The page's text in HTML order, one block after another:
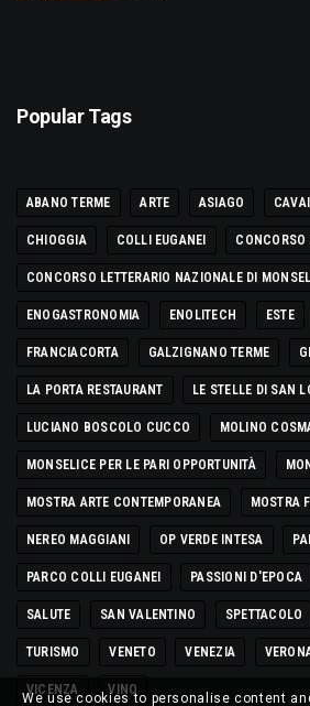
Popular Tags
ABANO TERME ARTE ASIAGO
CHIOGGIA COLLI EUGANEI CONCORSO
CONCORSO LETTERARIO NAZIONALE DI
ENOGASTRONOMIA ENOLITECH ESTE
FRANCIACORTA GALZIGNANO TERME
LA PORTA RESTAURANT LE STELLE DI SAN
LUCIANO BOSCOLO CUCCO MOLINO
MONSELICE PER LE PARI OPPORTUNITÀ
MOSTRA ARTE CONTEMPORANEA MOSTRA
NEREO MAGGIANI OP VERDE INTESA
PARCO COLLI EUGANEI PASSIONI D'EPOCA
SALUTE SAN VALENTINO SPETTACOLO
TURISMO VENETO VENEZIA
VICENZA VINO
We use cookies to personalise content